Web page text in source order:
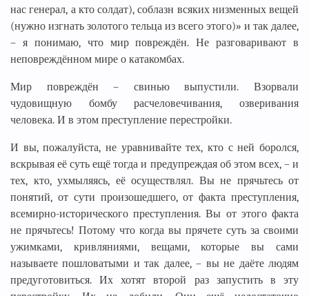
нас генерал, а кто солдат), соблазн всяких низменных вещей
(нужно изгнать золотого тельца из всего этого)» и так далее,
– я понимаю, что мир повреждён. Не разговаривают в
неповреждённом мире о катакомбах.
Мир повреждён – свинью выпустили. Взорвали
чудовищную бомбу расчеловечивания, озверивания
человека. И в этом преступление перестройки.
И вы, пожалуйста, не уравнивайте тех, кто с ней боролся,
вскрывая её суть ещё тогда и предупреждая об этом всех, – и
тех, кто, ухмыляясь, её осуществлял. Вы не прячьтесь от
понятий, от сути произошедшего, от факта преступления,
всемирно-исторического преступления. Вы от этого факта
не прячьтесь! Потому что когда вы прячете суть за своими
ужимками, кривляниями, вещами, которые вы сами
называете пошловатыми и так далее, – вы не даёте людям
предуготовиться. Их хотят второй раз запустить в эту